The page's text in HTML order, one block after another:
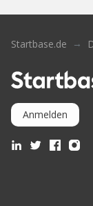
Startbase.de
Anmelden